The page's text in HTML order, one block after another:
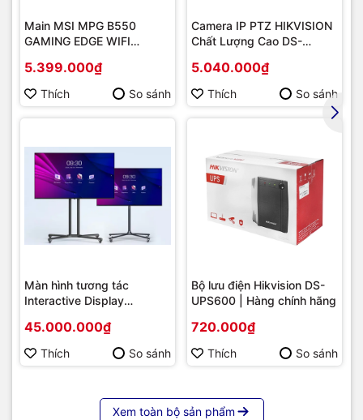
Main MSI MPG B550
GAMING EDGE WIFI
Socket AM4/ VGA
onboard)
5.399.000₫
Thích So sánh
Camera IP PTZ HIKVISION
Chất Lượng Cao DS-
5.040.000₫
Thích So sánh
Màn hình tương tác
Interactive Display
86 | Cấu hình cao cấp |
Hàng chính hãng
45.000.000₫
Thích So sánh
Bộ lưu điện Hikvision DS-
UPS600 | Hàng chính hãng
720.000₫
Thích So sánh
Xem toàn bộ sản phẩm